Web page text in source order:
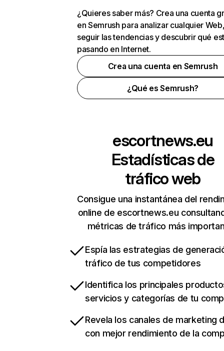
¿Quieres saber más? Crea una cuenta
en Semrush para analizar cualquier
seguir las tendencias y descubrir qué
pasando en Internet.
Crea una cuenta en Semrush
¿Qué es Semrush?
escortnews.eu
Estadísticas de
tráfico web
Consigue una instantánea del
online de escortnews.eu
métricas de tráfico más
Espía las estrategias de
tráfico de tus competidores
Identifica los principales
servicios y categorías de tu
Revela los canales de marketing
con mejor rendimiento de la